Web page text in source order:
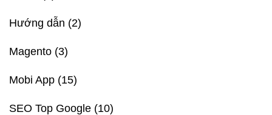
Hướng dẫn (2)
Magento (3)
Mobi App (15)
SEO Top Google (10)